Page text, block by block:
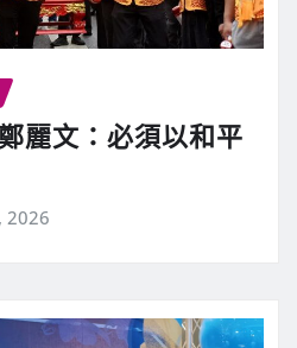
麗文：必須以和平
2026